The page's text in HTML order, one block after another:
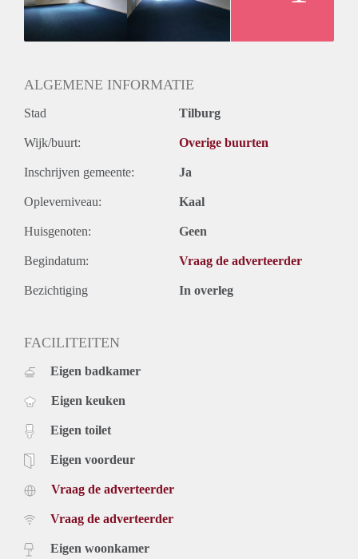
ALGEMENE INFORMATIE
Stad Tilburg
Wijk/buurt: Overige buurten
Inschrijven gemeente: Ja
Opleverniveau: Kaal
Huisgenoten: Geen
Begindatum: Vraag de adverteerder
Bezichtiging In overleg
FACILITEITEN
Eigen badkamer
Eigen keuken
Eigen toilet
Eigen voordeur
Vraag de adverteerder
Vraag de adverteerder
Eigen woonkamer